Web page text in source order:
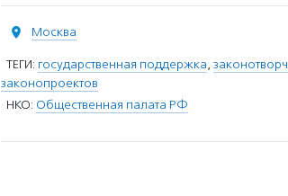
Москва
ТЕГИ: государственная поддержка,
законопроектов
НКО: Общественная палата РФ